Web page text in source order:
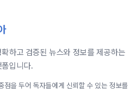
하고 검증된 뉴스와 정보를 제공하는
입니다.
점을 두어 독자들에게 신뢰할 수 있는 정보를